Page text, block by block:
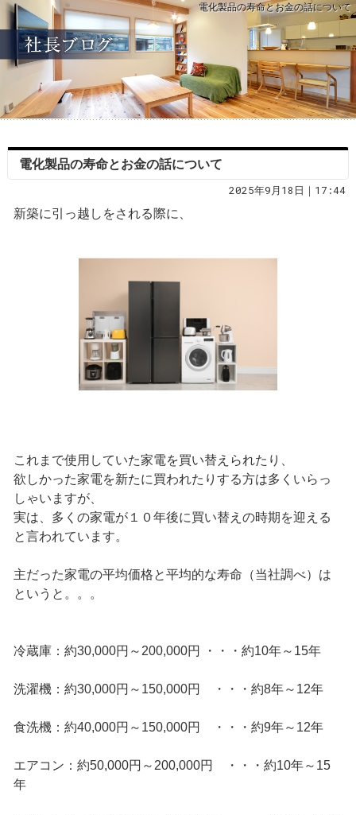
電化製品の寿命とお金の話について
電化製品の寿命とお金の話について
2025年9月18日｜17:44
新築に引っ越しをされる際に、
これまで使用していた家電を買い替えられたり、
欲しかった家電を新たに買われたりする方は多くいらっ
しゃいますが、
実は、多くの家電が１０年後に買い替えの時期を迎える
と言われています。
主だった家電の平均価格と平均的な寿命（当社調べ）は
というと。。。
冷蔵庫：約30,000円～200,000円 ・・・約10年～15年
洗濯機：約30,000円～150,000円 ・・・約8年～12年
食洗機：約40,000円～150,000円 ・・・約9年～12年
エアコン：約50,000円～200,000円 ・・・約10年～15
年